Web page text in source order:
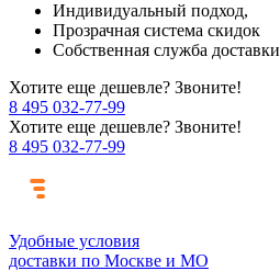
Индивидуальный подход,
Прозрачная система скидок
Собственная служба доставки
Хотите еще дешевле? Звоните!
8 495 032-77-99
Хотите еще дешевле? Звоните!
8 495 032-77-99
Удобные условия
доставки по Москве и МО